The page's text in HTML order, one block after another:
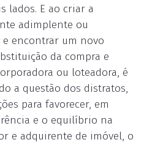
lados. E ao criar a
adimplente ou
encontrar um novo
da compra e
ou loteadora, é
a questão dos distratos,
para favorecer, em
e o equilíbrio na
e adquirente de imóvel, o